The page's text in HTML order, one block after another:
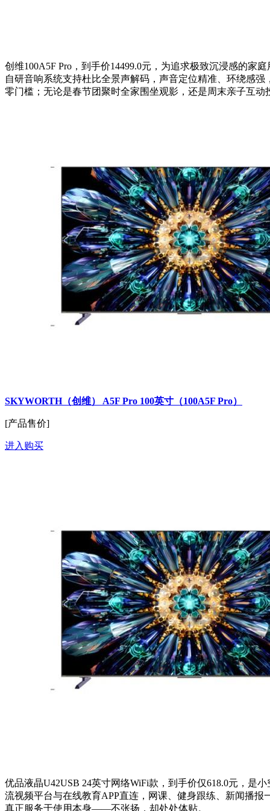
创维100A5F Pro，到手价14499.0元，为追求极致沉浸感的家
自研音响系统支持杜比全景声解码，声音定位精准、环绕感
零门槛；无论是春节团聚时全家围坐观影，还是周末亲子互
SKYWORTH（创维） A5F Pro 100英寸（100A5F Pro）
[产品售价]
进入购买
优品液晶U42USB 24英寸网络WiFi款，到手价仅618.0元，是
流视频平台与在线教育APP直连，网课、健身跟练、新闻播
真正服务于使用本身——不张扬，却处处体贴。